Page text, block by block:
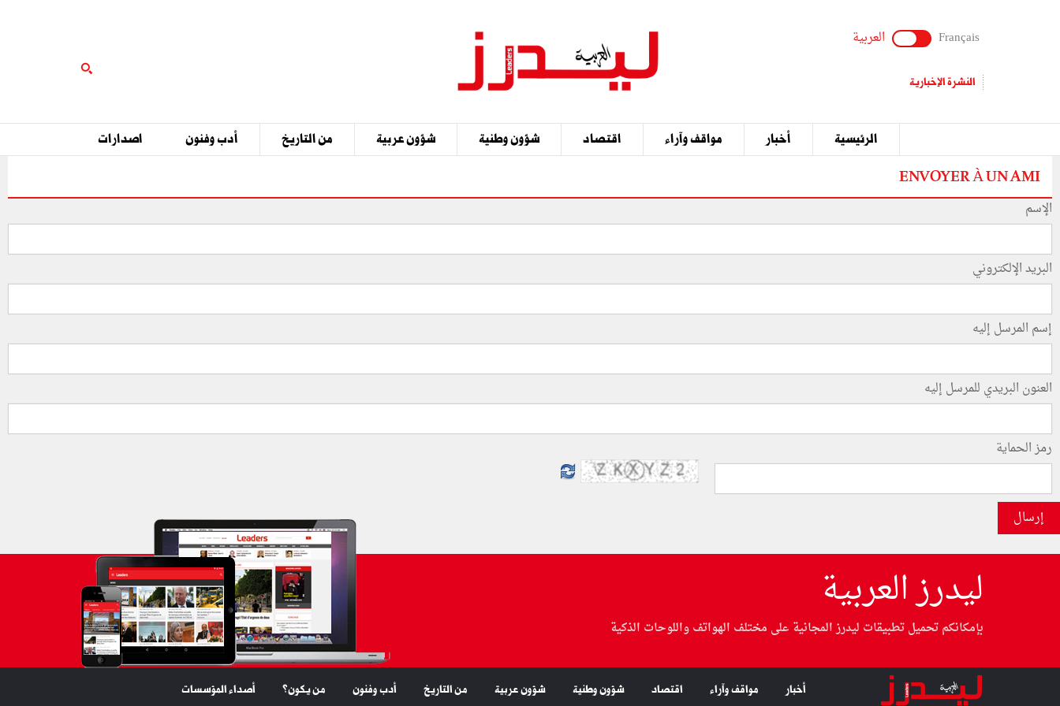
Français العربية
النشرة الإخبارية
الرئيسية أخبار مواقف وآراء اقتصاد شؤون وطنية شؤون عربية من التاريخ أدب وفنون اصدارات
ENVOYER À UN AMI
الإسم
البريد الإلكتروني
إسم المرسل إليه
العنون البريدي للمرسل إليه
رمز الحماية
إرسال
ليدرز العربية
بإمكانكم تحميل تطبيقات ليدرز المجانية على مختلف الهواتف واللوحات الذكية
أخبار مواقف وآراء اقتصاد شؤون وطنية شؤون عربية من التاريخ أدب وفنون من يكون؟ أصداء المؤسسات